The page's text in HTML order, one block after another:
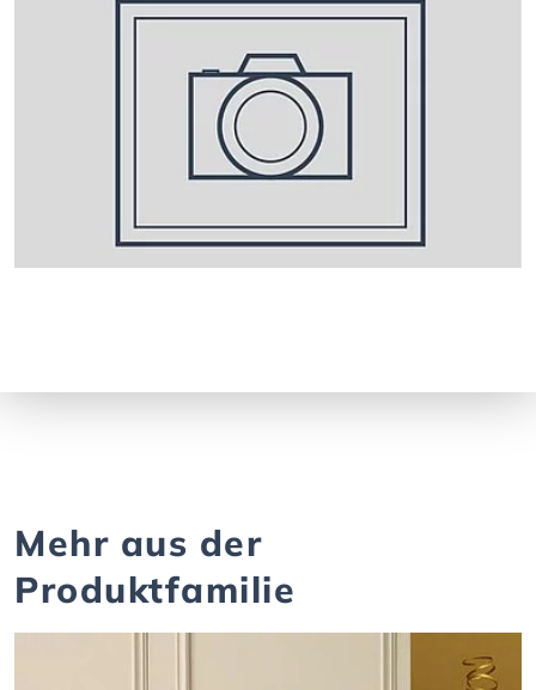
Mehr aus der
Produktfamilie